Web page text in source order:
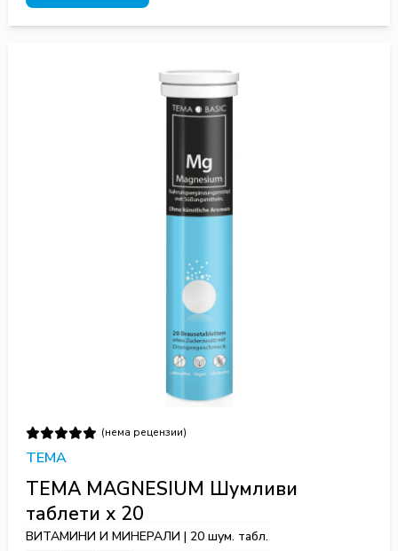
(нема рецензии)
TEMA
TEMA MAGNESIUM Шумливи
таблети х 20
ВИТАМИНИ И МИНЕРАЛИ | 20 шум. табл.